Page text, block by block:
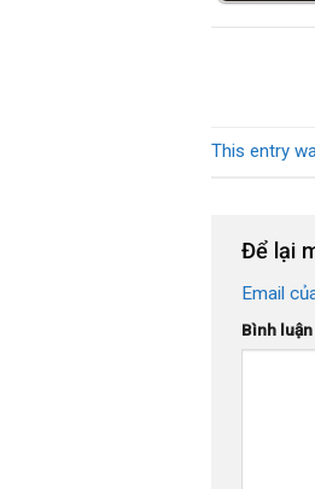
This entry
Để lại
Email
Bình luận